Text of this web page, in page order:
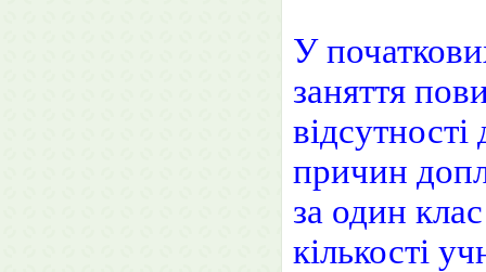
У
заняття
причин
за один
кількості